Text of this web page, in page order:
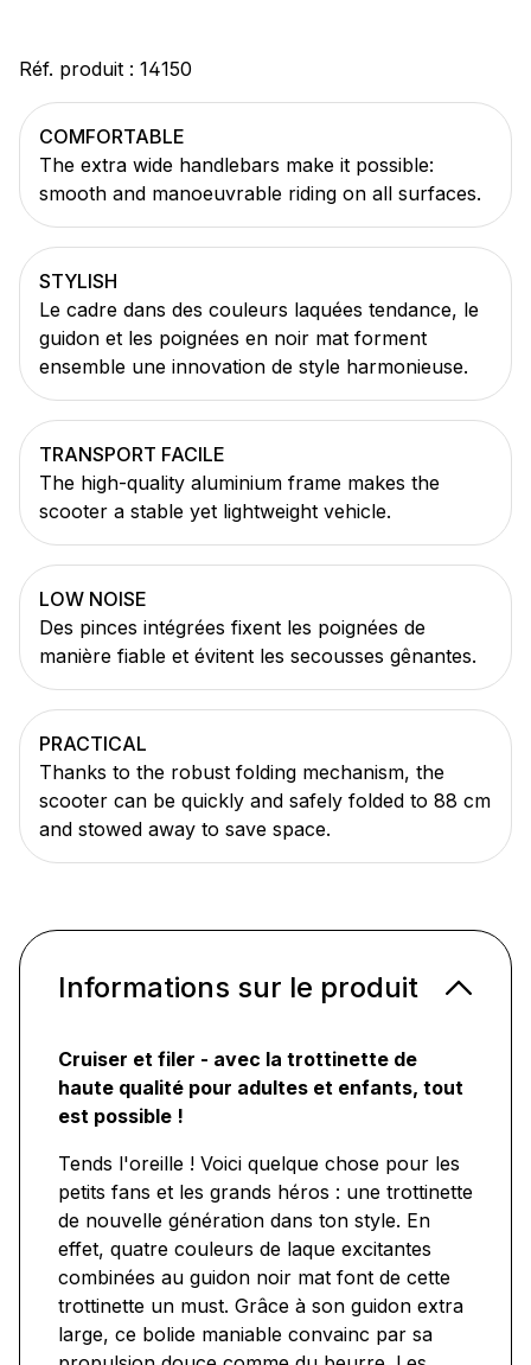
Réf. produit : 14150
COMFORTABLE
The extra wide handlebars make it possible:
smooth and manoeuvrable riding on all surfaces.
STYLISH
Le cadre dans des couleurs laquées tendance, le
guidon et les poignées en noir mat forment
ensemble une innovation de style harmonieuse.
TRANSPORT FACILE
The high-quality aluminium frame makes the
scooter a stable yet lightweight vehicle.
LOW NOISE
Des pinces intégrées fixent les poignées de
manière fiable et évitent les secousses gênantes.
PRACTICAL
Thanks to the robust folding mechanism, the
scooter can be quickly and safely folded to 88 cm
and stowed away to save space.
Informations sur le produit
Cruiser et filer - avec la trottinette de
haute qualité pour adultes et enfants, tout
est possible !
Tends l'oreille ! Voici quelque chose pour les
petits fans et les grands héros : une trottinette
de nouvelle génération dans ton style. En
effet, quatre couleurs de laque excitantes
combinées au guidon noir mat font de cette
trottinette un must. Grâce à son guidon extra
large, ce bolide maniable convainc par sa